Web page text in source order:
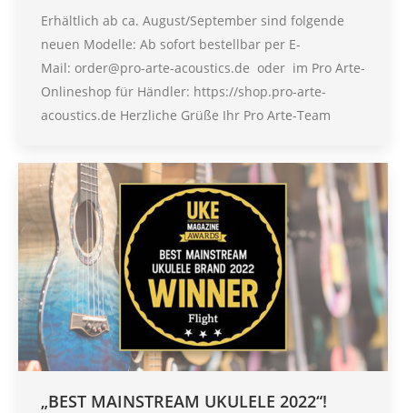
Erhältlich ab ca. August/September sind folgende
neuen Modelle: Ab sofort bestellbar per E-
Mail: order@pro-arte-acoustics.de oder im Pro Arte-
Onlineshop für Händler: https://shop.pro-arte-
acoustics.de Herzliche Grüße Ihr Pro Arte-Team
„BEST MAINSTREAM UKULELE 2022“!